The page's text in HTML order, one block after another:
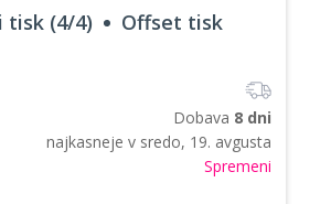
tisk (4/4) Offset tisk
Dobava 8 dni
najkasneje v sredo, 19. avgusta
Spremeni